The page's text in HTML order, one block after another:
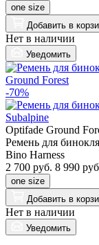
one size
Добавить в
Нет в наличии
Уведомить
-70%
Optifade Ground
Ремень для
Bino Harness
2 700 руб. 8 990
one size
Добавить в
Нет в наличии
Уведомить